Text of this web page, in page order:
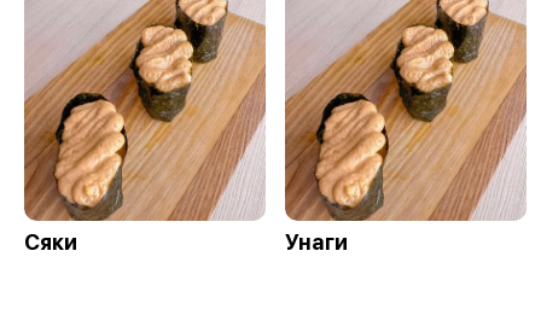
Сяки Унаги